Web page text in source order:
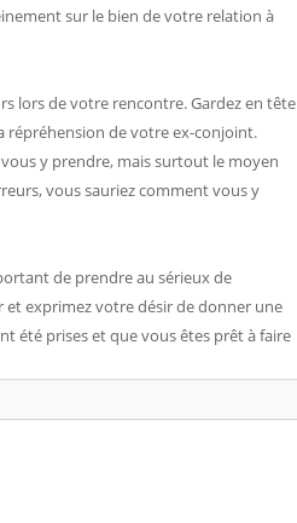
sur le bien de votre relation à
lors de votre rencontre. Gardez en tête
répréhension de votre ex-conjoint.
y prendre, mais surtout le moyen
vous sauriez comment vous y
de prendre au sérieux de
et exprimez votre désir de donner une
été prises et que vous êtes prêt à faire